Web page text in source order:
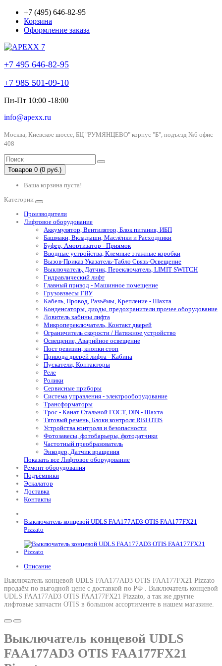
+7 (495) 646-82-95
Корзина
Оформление заказа
+7 495 646-82-95
+7 985 501-09-10
Пн-Пт 10:00 -18:00
info@apexx.ru
Москва, Киевское шоссе, БЦ "РУМЯНЦЕВО" корпус "Б", подъезд №6 офис
408
Товаров 0 (0 руб.)
Ваша корзина пуста!
Категории
Производители
Лифтовое оборудование
Аккумулятор, Вентилятор, Блок питания, ИБП
Башмаки, Вкладыши, Маслёнки и Расходники
Буфер, Амортизатор - Приямок
Вводные устройства, Клемные этажные коробки
Вызов-Приказ Указатель-Табло Связь-Освещение
Выключатель, Датчик, Переключатель, LIMIT SWITCH
Гидравлический лифт
Главный привод - Машинное помещение
Грузовзвесы ГВУ
Кабель, Провод, Разъёмы, Крепление - Шахта
Конденсаторы, диоды, предохранители прочее оборудование
Ловитель кабины лифта
Микропереключатель, Контакт дверей
Ограничитель скорости / Натяжное устройство
Освещение, Аварийное освещение
Пост ревизии, кнопки стоп
Привода дверей лифта - Кабина
Пускатели, Контакторы
Реле
Ролики
Сервисные приборы
Система управления - электрооборудование
Трансформаторы
Трос - Канат Стальной ГОСТ, DIN - Шахта
Тяговый ремень, Блоки контроля RBI OTIS
Устройства контроля и безопасности
Фотозавесы, фотобарьеры, фотодатчики
Частотный преобразователь
Энкодер, Датчик вращения
Показать все Лифтовое оборудование
Ремонт оборудования
Подъёмники
Эскалатор
Доставка
Контакты
Выключатель концевой UDLS FAA177AD3 OTIS FAA177FX21
Pizzato
Описание
Выключатель концевой UDLS FAA177AD3 OTIS FAA177FX21 Pizzato
продаём по выгодной цене с доставкой по РФ . Выключатель концевой
UDLS FAA177AD3 OTIS FAA177FX21 Pizzato, а так же другие
лифтовые запчасти OTIS в большом ассортименте в нашем магазине.
Выключатель концевой UDLS
FAA177AD3 OTIS FAA177FX21